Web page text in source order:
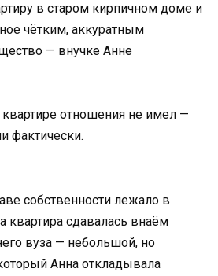
в старом кирпичном доме и
чётким, аккуратным
— внучке Анне
отношения не имел —
фактически.
собственности лежало в
квартира сдавалась внаём
вуза — небольшой, но
Анна откладывала